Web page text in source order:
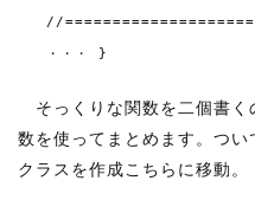
//
・・・ }
そっくりな関数を二個書く
数を使ってまとめます。つ
クラスを作成こちらに移動。